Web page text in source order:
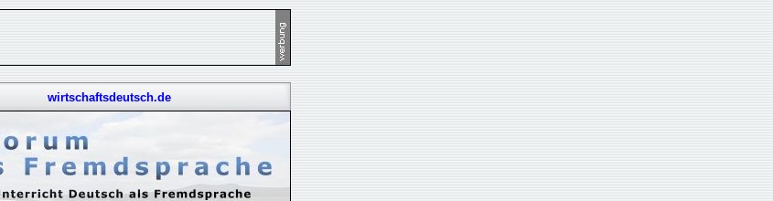
wirtschaftsdeutsch.de